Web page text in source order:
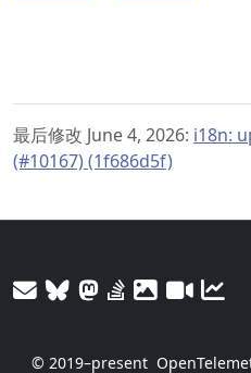
最后修改 June 4, 2026: i18n:
(#10167) (1f686d5f)
© 2019–present